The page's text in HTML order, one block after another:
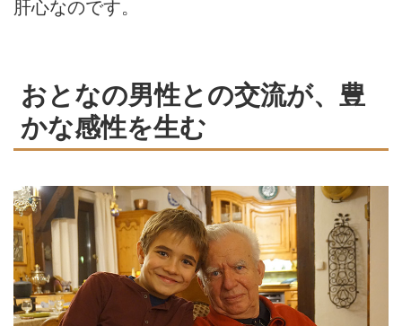
肝心なのです。
おとなの男性との交流が、豊
かな感性を生む